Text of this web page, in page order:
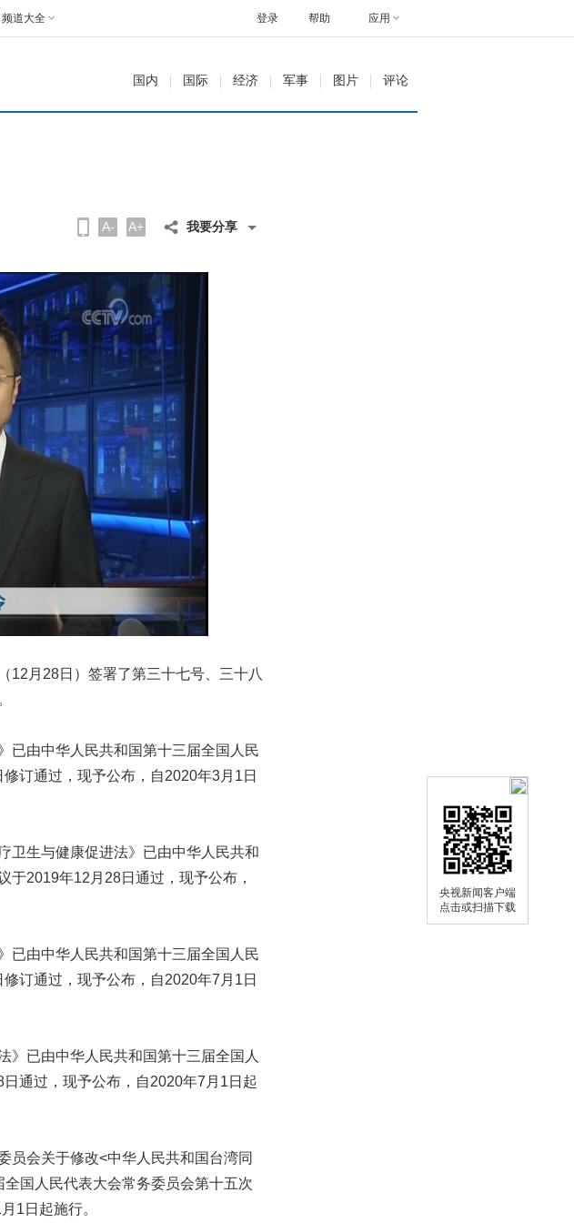
央视新闻客户端
点击或扫描下载
频道大全 帮助 应用
登录
国内 国际 经济 军事 图片 评论
A- A+ 我要分享
12月28日）签署了第三十七号、三十八
由中华人民共和国第十三届全国人民
订通过，现予公布，自2020年3月1日
生与健康促进法》已由中华人民共和
于2019年12月28日通过，现予公布，
由中华人民共和国第十三届全国人民
订通过，现予公布，自2020年7月1日
已由中华人民共和国第十三届全国人
通过，现予公布，自2020年7月1日起
会关于修改<中华人民共和国台湾同
国人民代表大会常务委员会第十五次
1日起施行。